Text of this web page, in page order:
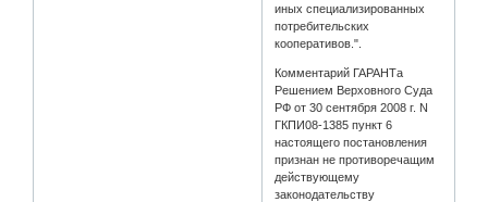
иных специализированных
потребительских
кооперативов.".
Комментарий ГАРАНТа
Решением Верховного Суда
РФ от 30 сентября 2008 г. N
ГКПИ08-1385 пункт 6
настоящего постановления
признан не противоречащим
действующему
законодательству